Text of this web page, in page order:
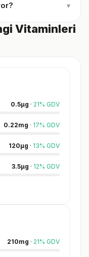
▾
Vitaminleri
0.5µg · 21% GDV
0.22mg · 17% GDV
120µg · 13% GDV
3.5µg · 12% GDV
210mg · 21% GDV